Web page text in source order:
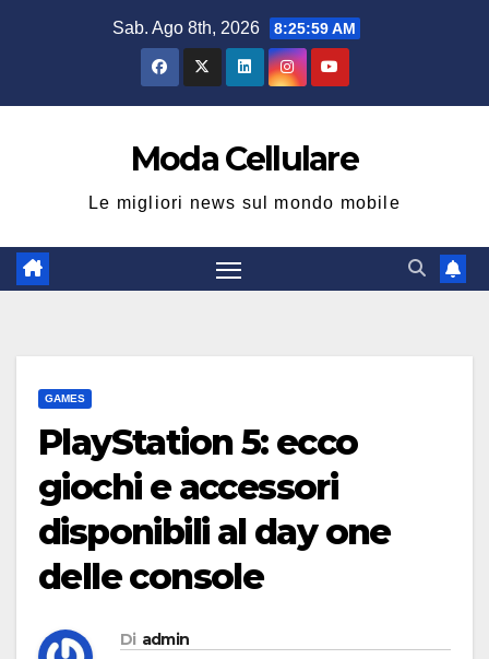
Sab. Ago 8th, 2026 8:26:00 AM
Moda Cellulare
Le migliori news sul mondo mobile
GAMES
PlayStation 5: ecco
giochi e accessori
disponibili al day one
delle console
Di admin